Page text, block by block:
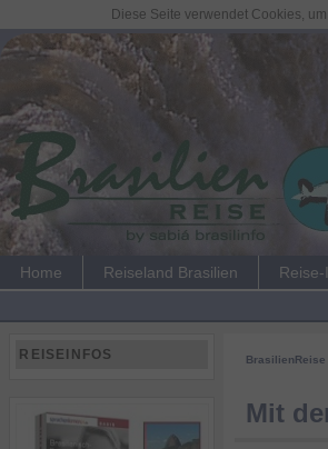
Home Reiseland Brasilien
BrasilienReise
Mit
REISEINFOS
Diese Seite verwendet Cookies,